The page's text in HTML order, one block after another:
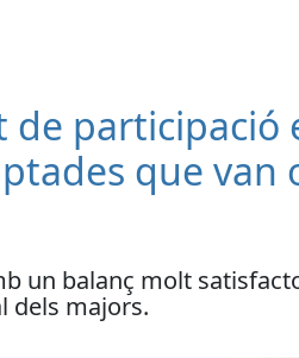
participació
que van
un balanç molt
dels majors.